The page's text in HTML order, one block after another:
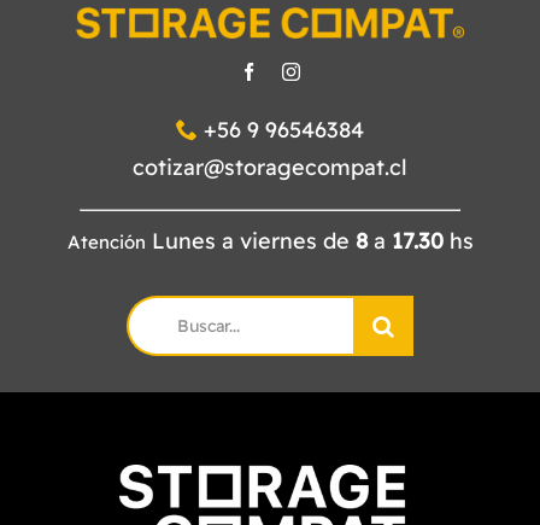
+56 9 96546384
cotizar@storagecompat.cl
Atención Lunes a viernes de 8a 17.30hs
Search
for: